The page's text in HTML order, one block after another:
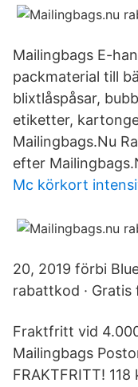
Mailingbags E-
packmaterial till
blixtlåspåsar,
etiketter,
Mailingbags.Nu
efter
Mc körkort
20, 2019 förbi
rabattkod · Gratis
Fraktfritt vid
Mailingbags
FRAKTFRITT!